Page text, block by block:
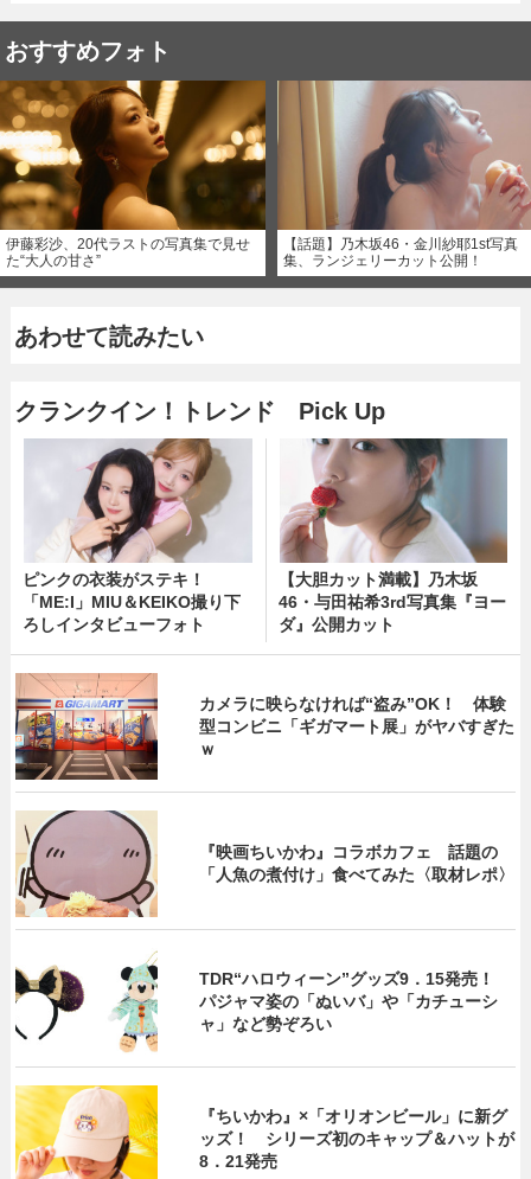
おすすめフォト
伊藤彩沙、20代ラストの写真集で見せ
た“大人の甘さ”
【話題】乃木坂46・金川紗耶1st写真
集、ランジェリーカット公開！
あわせて読みたい
クランクイン！トレンド Pick Up
ピンクの衣装がステキ！
「ME:I」MIU＆KEIKO撮り下
ろしインタビューフォト
【大胆カット満載】乃木坂
46・与田祐希3rd写真集『ヨー
ダ』公開カット
カメラに映らなければ“盗み”OK！ 体験
型コンビニ「ギガマート展」がヤバすぎた
ｗ
『映画ちいかわ』コラボカフェ 話題の
「人魚の煮付け」食べてみた〈取材レポ〉
TDR“ハロウィーン”グッズ9．15発売！
パジャマ姿の「ぬいバ」や「カチューシ
ャ」など勢ぞろい
『ちいかわ』×「オリオンビール」に新グ
ッズ！ シリーズ初のキャップ＆ハットが
8．21発売